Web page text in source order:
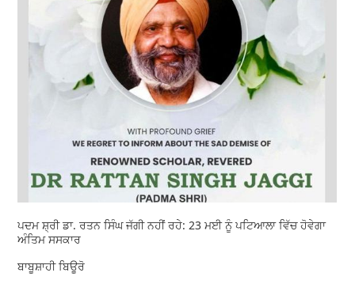
ਪਦਮ ਸ਼੍ਰੀ ਡਾ. ਰਤਨ ਸਿੰਘ ਜੱਗੀ ਨਹੀਂ ਰਹੇ: 23 ਮਈ ਨੂੰ ਪਟਿਆਲਾ ਵਿੱਚ ਹੋਵੇਗਾ
ਅੰਤਿਮ ਸਸਕਾਰ
ਬਾਬੂਸ਼ਾਹੀ ਬਿਊਰੋ